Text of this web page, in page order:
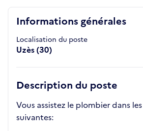
Informations générales
Localisation du poste
Uzès (30)
Description du poste
Vous assistez le plombier dans
suivantes: